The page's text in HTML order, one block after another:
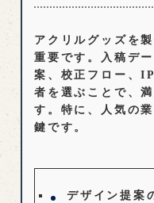
アクリルグッズを
重要です。入稿デ
案、校正フロー、
者を選ぶことで、
す。特に、
人気の
鍵です。
デザイン提案